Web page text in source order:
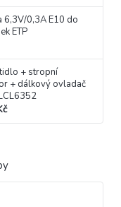
6,3V/0,3A E10 do
ETP
+ stropní
+ dálkový ovladač